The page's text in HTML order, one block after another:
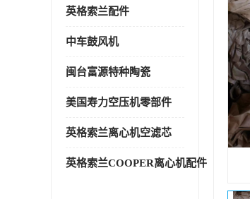
英格索兰配件
中车鼓风机
闽台富源特种陶瓷
美国寿力空压机零部件
英格索兰离心机空滤芯
英格索兰COOPER离心机配件